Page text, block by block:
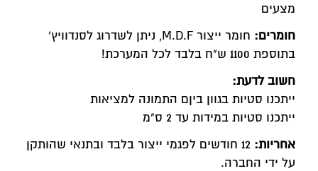
מצעים
חומרים:
חומר ייצור M.D.F, ניתן לשדרוג לסנדוויץ'
בתוספת 1100 ש"ח בלבד לכל המערכת!
חשוב לדעת:
ייתכנו סטיות בגוון ביןם התמונה למציאות
ייתכנו סטיות במידות עד 2 ס"מ
אחריות:
12 חודשים לפגמי ייצור בלבד ובתנאי שהותקן
על ידי החברה.